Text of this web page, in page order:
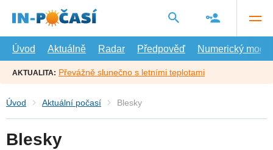
hlavní
Úvod
Aktuálně Radar Předpověď Numerický model
AKTUALITA: Převážně slunečno s letními teplotami
Úvod Aktuální počasí Blesky
Blesky